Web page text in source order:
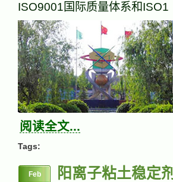
ISO9001国际质量体系和ISO1
阅读全文...
Tags:
Feb
阳离子粘土稳定剂